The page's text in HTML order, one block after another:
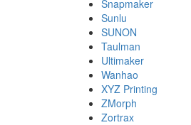
Snapmaker
Sunlu
SUNON
Taulman
Ultimaker
Wanhao
XYZ Printing
ZMorph
Zortrax